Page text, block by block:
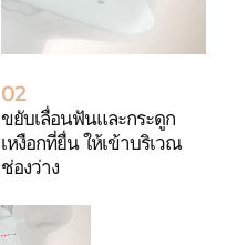
02
ขยับเลื่อนฟันและกระดูก
เหงือกที่ยื่น ให้เข้าบริเวณ
ช่องว่าง